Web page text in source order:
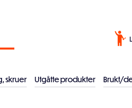
skruer Utgåtte produkter Brukt/